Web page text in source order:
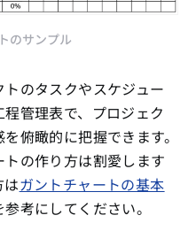
のサンプル
のタスクやスケジュー
管理表で、プロジェク
俯瞰的に把握できます。
の作り方は割愛します
ガントチャートの基本
参考にしてください。